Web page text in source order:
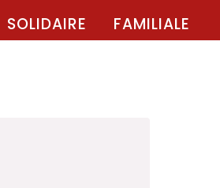
SOLIDAIRE FAMILIALE